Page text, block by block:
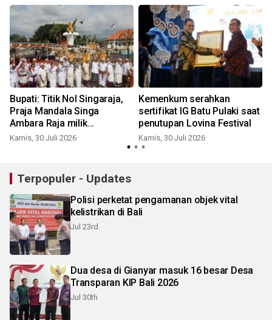
Bupati: Titik Nol Singaraja,
Praja Mandala Singa
Ambara Raja milik
masyarakat Buleleng
Kamis, 30 Juli 2026
Kemenkum serahkan
sertifikat IG Batu Pulaki saat
penutupan Lovina Festival
Kamis, 30 Juli 2026
Terpopuler - Updates
Polisi perketat pengamanan objek vital
kelistrikan di Bali
Jul 23rd
Dua desa di Gianyar masuk 16 besar Desa
Transparan KIP Bali 2026
Jul 30th